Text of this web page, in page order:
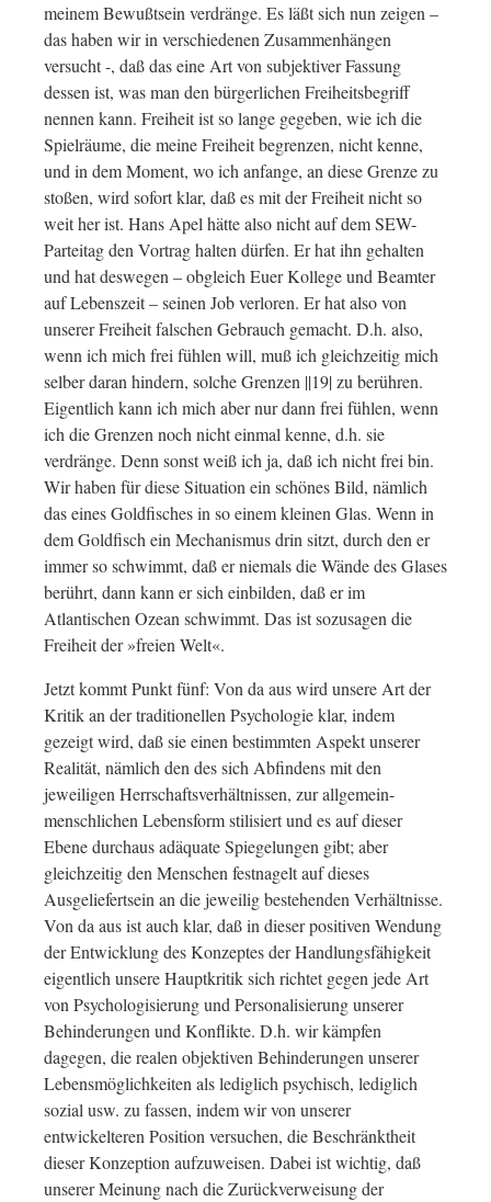
meinem Bewußtsein verdränge. Es läßt sich nun zeigen –
das haben wir in verschiedenen Zusammenhängen
versucht -, daß das eine Art von subjektiver Fassung
dessen ist, was man den bürgerlichen Freiheitsbegriff
nennen kann. Freiheit ist so lange gegeben, wie ich die
Spielräume, die meine Freiheit begrenzen, nicht kenne,
und in dem Moment, wo ich anfange, an diese Grenze zu
stoßen, wird sofort klar, daß es mit der Freiheit nicht so
weit her ist. Hans Apel hätte also nicht auf dem SEW-
Parteitag den Vortrag halten dürfen. Er hat ihn gehalten
und hat deswegen – obgleich Euer Kollege und Beamter
auf Lebenszeit – seinen Job verloren. Er hat also von
unserer Freiheit falschen Gebrauch gemacht. D.h. also,
wenn ich mich frei fühlen will, muß ich gleichzeitig mich
selber daran hindern, solche Grenzen ||19| zu berühren.
Eigentlich kann ich mich aber nur dann frei fühlen, wenn
ich die Grenzen noch nicht einmal kenne, d.h. sie
verdränge. Denn sonst weiß ich ja, daß ich nicht frei bin.
Wir haben für diese Situation ein schönes Bild, nämlich
das eines Goldfisches in so einem kleinen Glas. Wenn in
dem Goldfisch ein Mechanismus drin sitzt, durch den er
immer so schwimmt, daß er niemals die Wände des Glases
berührt, dann kann er sich einbilden, daß er im
Atlantischen Ozean schwimmt. Das ist sozusagen die
Freiheit der »freien Welt«.
Jetzt kommt Punkt fünf: Von da aus wird unsere Art der
Kritik an der traditionellen Psychologie klar, indem
gezeigt wird, daß sie einen bestimmten Aspekt unserer
Realität, nämlich den des sich Abfindens mit den
jeweiligen Herrschaftsverhältnissen, zur allgemein-
menschlichen Lebensform stilisiert und es auf dieser
Ebene durchaus adäquate Spiegelungen gibt; aber
gleichzeitig den Menschen festnagelt auf dieses
Ausgeliefertsein an die jeweilig bestehenden Verhältnisse.
Von da aus ist auch klar, daß in dieser positiven Wendung
der Entwicklung des Konzeptes der Handlungsfähigkeit
eigentlich unsere Hauptkritik sich richtet gegen jede Art
von Psychologisierung und Personalisierung unserer
Behinderungen und Konflikte. D.h. wir kämpfen
dagegen, die realen objektiven Behinderungen unserer
Lebensmöglichkeiten als lediglich psychisch, lediglich
sozial usw. zu fassen, indem wir von unserer
entwickelteren Position versuchen, die Beschränktheit
dieser Konzeption aufzuweisen. Dabei ist wichtig, daß
unserer Meinung nach die Zurückverweisung der